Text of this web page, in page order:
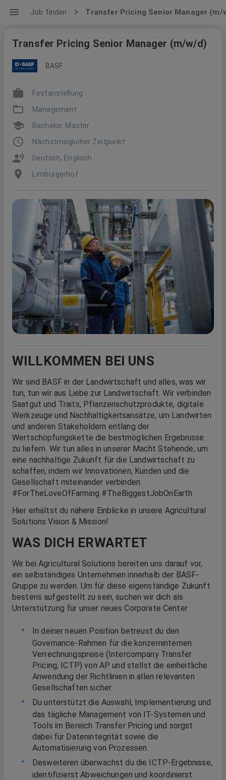
Job finden Transfer Pricing Senior Manager​ (m/
Transfer Pricing Senior Manager​ (m/w/d)
BASF
Festanstellung
Management
Bachelor, Master
Nächstmöglicher Zeitpunkt
Deutsch, Englisch
Limburgerhof
WILLKOMMEN BEI UNS
Wir sind BASF in der Landwirtschaft und alles, was wir
tun, tun wir aus Liebe zur Landwirtschaft. Wir verbinden
Saatgut und Traits, Pflanzenschutzprodukte, digitale
Werkzeuge und Nachhaltigkeitsansätze, um Landwirten
und anderen Stakeholdern entlang der
Wertschöpfungskette die bestmöglichen Ergebnisse
zu liefern. Wir tun alles in unserer Macht Stehende, um
eine nachhaltige Zukunft für die Landwirtschaft zu
schaffen, indem wir Innovationen, Kunden und die
Gesellschaft miteinander verbinden.
#ForTheLoveOfFarming #TheBiggestJobOnEarth
Hier erhältst du nähere Einblicke in unsere Agricultural
Solutions Vision & Mission!
WAS DICH ERWARTET
Wir bei Agricultural Solutions bereiten uns darauf vor,
ein selbständiges Unternehmen innerhalb der BASF-
Gruppe zu werden. Um für diese eigenständige Zukunft
bestens aufgestellt zu sein, suchen wir dich als
Unterstützung für unser neues Corporate Center.
In deiner neuen Position betreust du den
Governance-Rahmen für die konzerninternen
Verrechnungspreise (Intercompany Transfer
Pricing, ICTP) von AP und stellst die einheitliche
Anwendung der Richtlinien in allen relevanten
Gesellschaften sicher.
Du unterstützt die Auswahl, Implementierung und
das tägliche Management von IT-Systemen und
Tools im Bereich Transfer Pricing und sorgst
dabei für Datenintegrität sowie die
Automatisierung von Prozessen.
Desweiteren überwachst du die ICTP-Ergebnisse,
identifizierst Abweichungen und koordinierst